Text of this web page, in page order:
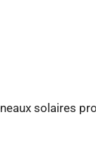
solaires